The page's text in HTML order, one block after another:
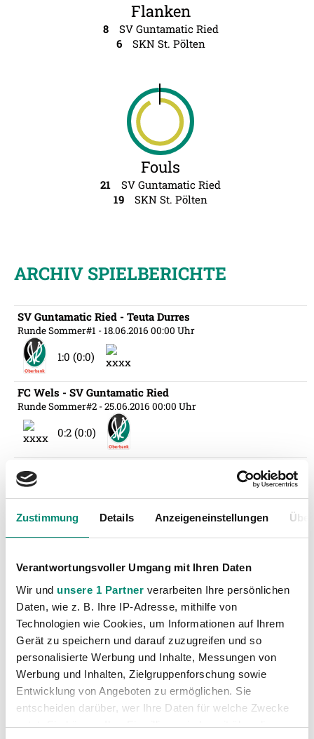
Zustimmung Details Anzeigeneinstellungen
Verantwortungsvoller Umgang mit Ihren Daten
Wir und unsere 1 Partner verarbeiten Ihre persönlichen
Daten, wie z. B. Ihre IP-Adresse, mithilfe von
Technologien wie Cookies, um Informationen auf Ihrem
Gerät zu speichern und darauf zuzugreifen und so
personalisierte Werbung und Inhalte, Messungen von
Werbung und Inhalten, Zielgruppenforschung sowie
Entwicklung von Angeboten zu ermöglichen. Sie
entscheiden darüber, wer Ihre Daten für welche Zwecke
nutzt. Sie können Ihre Einwilligung jederzeit über die
Flanken
8
SV Guntamatic Ried
6
SKN St. Pölten
Fouls
21
SV Guntamatic Ried
19
SKN St. Pölten
ARCHIV SPIELBERICHTE
SV Guntamatic Ried - Teuta Durres
Runde Sommer#1 - 18.06.2016 00:00 Uhr
1:0 (0:0)
FC Wels - SV Guntamatic Ried
Runde Sommer#2 - 25.06.2016 00:00 Uhr
0:2 (0:0)
MSK Zilina - SV Guntamatic Ried
Runde Sommer#3
SV Guntamatic Ried - SV Schalding-Heinig
Runde Sommer#5 - 06.07.2016 00:00 Uhr
1:2 (1:2)
SV Guntamatic Ried - Blackburn Rovers
Runde Sommer#6- 09.07.2016 00:00 Uhr